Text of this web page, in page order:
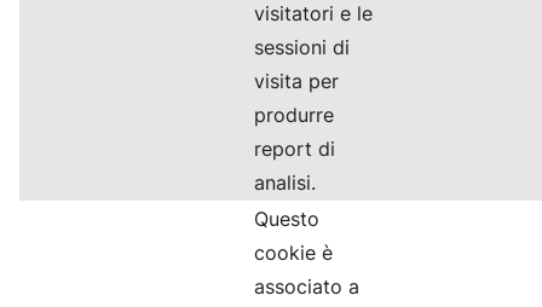
visitatori e le
sessioni di
visita per
produrre
report di
analisi.
Questo
cookie è
associato a